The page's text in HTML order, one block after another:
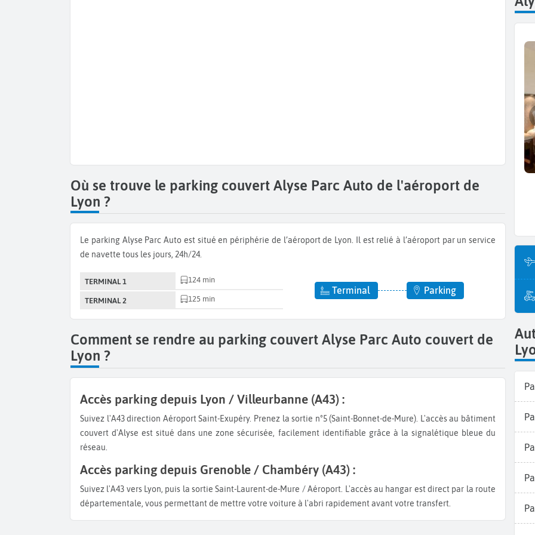
Où se trouve le parking couvert Alyse Parc Auto de l'aéroport de
Lyon ?
Le parking Alyse Parc Auto est situé en périphérie de l’aéroport de Lyon. Il est relié à l’aéroport par un service
de navette tous les jours, 24h/24.
Terminal Parking
TERMINAL 1 124 min
TERMINAL 2 125 min
Comment se rendre au parking couvert Alyse Parc Auto couvert de
Lyon ?
Accès parking depuis Lyon / Villeurbanne (A43) :
Suivez l'A43 direction Aéroport Saint-Exupéry. Prenez la sortie n°5 (Saint-Bonnet-de-Mure). L'accès au bâtiment
couvert d'Alyse est situé dans une zone sécurisée, facilement identifiable grâce à la signalétique bleue du
réseau.
Accès parking depuis Grenoble / Chambéry (A43) :
Suivez l'A43 vers Lyon, puis la sortie Saint-Laurent-de-Mure / Aéroport. L'accès au hangar est direct par la route
départementale, vous permettant de mettre votre voiture à l'abri rapidement avant votre transfert.